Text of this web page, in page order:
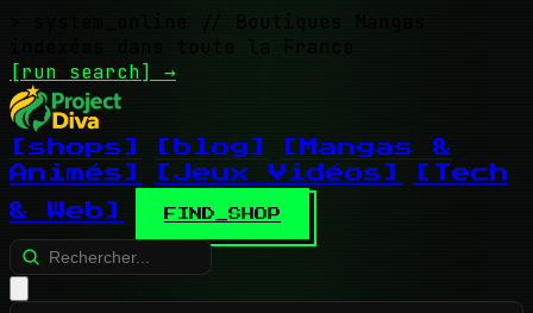
// Boutiques Mangas
indexées dans toute la France
[run search] →
[shops] [blog]
[Mangas &
Animés]
[Jeux Vidéos]
[Tech
& Web]
FIND_SHOP